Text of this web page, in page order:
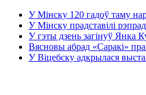
У Мінску 120 гадоў таму
У Мінску прадставілі
У гэты дзень загінуў Янка
Вясновы абрад «Саракі»
У Віцебску адкрылася